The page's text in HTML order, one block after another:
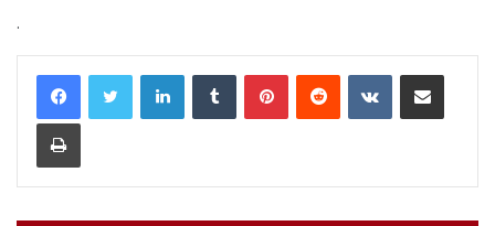
.
LinkedInTumblr PinterestReddit VKontakteShare via Email
Print